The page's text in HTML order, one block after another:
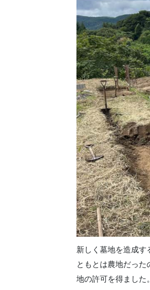
新しく墓地を造成す
ともとは農地だっ
地の許可を得ました